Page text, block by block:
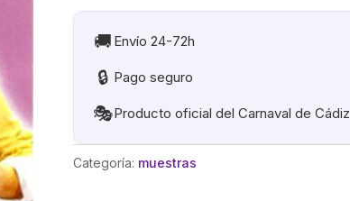
SUS
INVENTOS
🚚 Envío 24-72h
🔒 Pago seguro
🎭Producto oficial del Carnaval de Cádiz
Categoría: muestras